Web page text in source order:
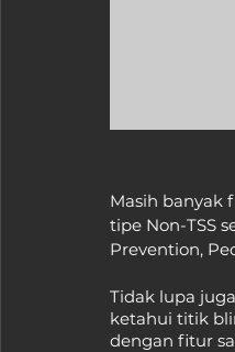
Masih banyak
tipe Non-TSS
Prevention,
Tidak lupa
ketahui titik
dengan fitur